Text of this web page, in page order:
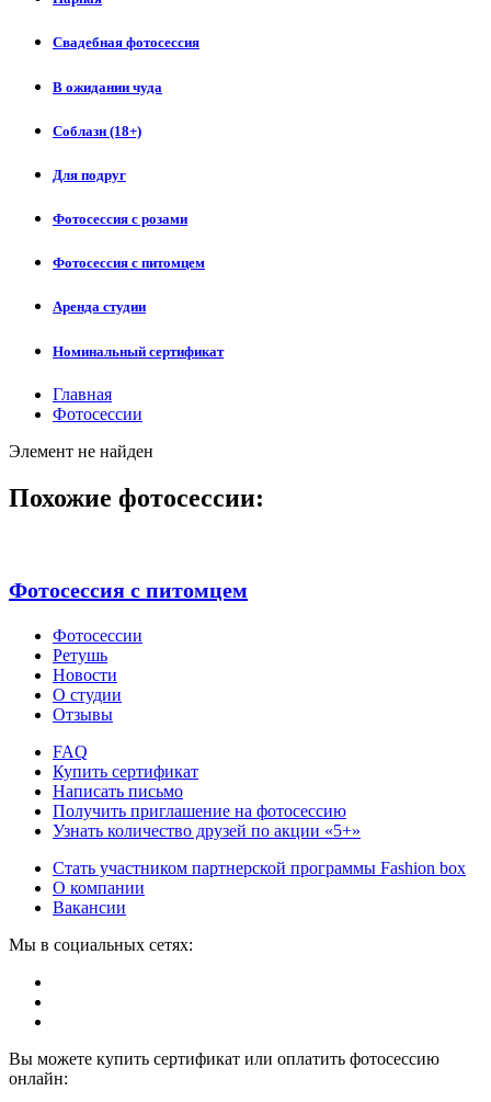
Свадебная фотосессия
В ожидании чуда
Соблазн (18+)
Для подруг
Фотосессия с розами
Фотосессия с питомцем
Аренда студии
Номинальный сертификат
Главная
Фотосессии
Элемент не найден
Похожие фотосессии:
Фотосессия с питомцем
Фотосессии
Ретушь
Новости
О студии
Отзывы
FAQ
Купить сертификат
Написать письмо
Получить приглашение на фотосессию
Узнать количество друзей по акции «5+»
Стать участником партнерской программы Fashion box
О компании
Вакансии
Мы в социальных сетях:
Вы можете купить сертификат или оплатить фотосессию
онлайн: